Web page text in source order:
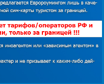
в скором